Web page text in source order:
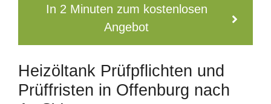
In 2 Minuten zum kostenlosen
Angebot
Heizöltank Prüfpflichten und
Prüffristen in Offenburg nach